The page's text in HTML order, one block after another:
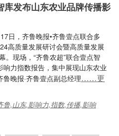
库发布山东农业品牌传播影
日，齐鲁晚报•齐鲁壹点联合多
高质量发展研讨会暨高质量发展
。现场，“齐鲁农超”联合壹点智
力指数报告，集中展现山东农业
晚报·齐鲁壹点副总经理……更
鲁,山东,影响力,指数,传播,影响